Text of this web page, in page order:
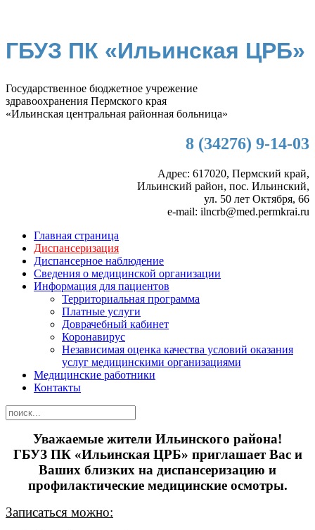
ГБУЗ ПК «Ильинская ЦРБ»
Государственное бюджетное учрежение
здравоохранения Пермского края
«Ильинская центральная районная больница»
8 (34276) 9-14-03
Адрес: 617020, Пермский край,
Ильинский район, пос. Ильинский,
ул. 50 лет Октября, 66
e-mail: ilncrb@med.permkrai.ru
Главная страница
Диспансеризация
Диспансерное наблюдение
Сведения о медицинской организации
Информация для пациентов
Территориальная программа
Платные услуги
Доврачебный кабинет
Коронавирус
Независимая оценка качества условий оказания
услуг медицинскими организациями
Медицинские работники
Контакты
Уважаемые жители Ильинского района!
ГБУЗ ПК «Ильинская ЦРБ» приглашает Вас и
Ваших близких на диспансеризацию и
профилактические медицинские осмотры.
Записаться можно: